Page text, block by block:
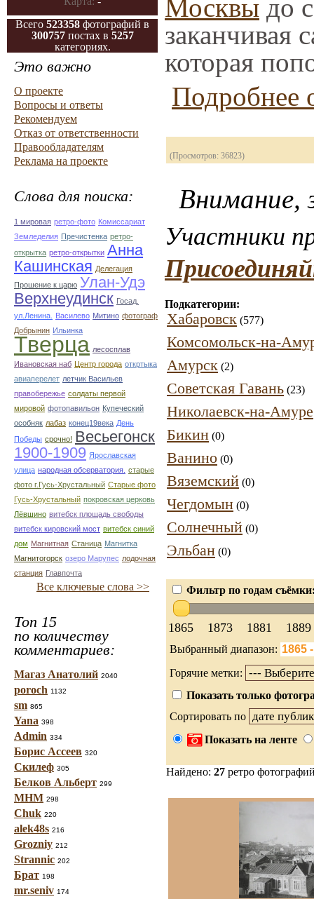
Всего 523358 фотографий в
300757постах в 5257
категориях.
Это важно
О проекте
Вопросы и ответы
Рекомендуем
Отказ от ответственности
Правообладателям
Реклама на проекте
Слова для поиска:
1 мировая ретро-фото Комиссариат
Земледелия Пречистенка ретро-
открытка ретро-открытки Анна
Кашинская Делегация
Прошение к царю Улан-Удэ
Верхнеудинск Госад.
ул.Ленина.
Василево Митино фотограф
Добрынин Ильинка
Тверца лесосплав
Ивановская наб Центр города откртыка
авиаперелет летчик Васильев
правобережье солдаты первой
мировой фотопавильон Купеческий
особняк лабаз конец19века День
Победы срочно! Весьегонск
1900-1909 Ярославская
улица народная обсерватория. старые
фото г.Гусь-Хрустальный Старые фото
Гусь-Хрустальный покровская церковь
Лёвшино витебск площадь свободы
витебск кировский мост витебск синий
дом Магнитная Станица Магнитка
Магнитогорск озеро Марупес лодочная
станция Главпочта
Все ключевые слова >>
Топ 15
по количеству
комментариев:
Магаз Анатолий 2040
poroch 1132
sm 865
Yana 398
Admin 334
Борис Ассеев 320
Скилеф 305
Белков Альберт 299
МНМ 298
Chuk 220
alek48s 216
Grozniy 212
Strannic 202
Брат 198
mr.seniv 174
Москвы до
заканчивая
которая
Подробнее
(Просмотров: 36823)
Внимание,
Участники
Подкатегории:
Хабаровск (577)
Комсомольск-на-
Амурск (2)
Советская Гавань (23)
Николаевск-на-Амуре
Бикин (0)
Ванино (0)
Вяземский (0)
Чегдомын (0)
Солнечный (0)
Эльбан (0)
Фильтр по годам
1865 1873 1881 1889
Выбранный диапазон:
Горячие метки:
Показать только
Сортировать по
Показать на ленте
Найдено: 27 ретро